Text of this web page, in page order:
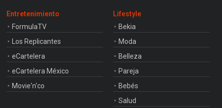
Entretenimiento
FormulaTV
Los Replicantes
eCartelera
eCartelera México
Movie'n'co
Lifestyle
Bekia
Moda
Belleza
Pareja
Bebés
Salud